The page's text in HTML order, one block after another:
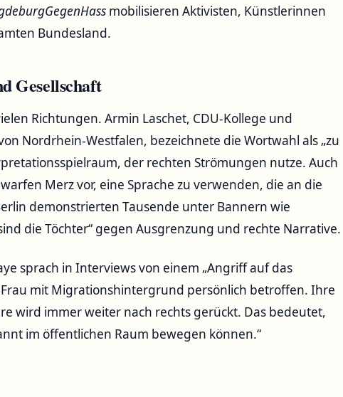
mobilisieren Aktivisten, Künstlerinnen
Bundesland.
Gesellschaft
Richtungen. Armin Laschet, CDU-Kollege und
Nordrhein-Westfalen, bezeichnete die Wortwahl als „zu
der rechten Strömungen nutze. Auch
Merz vor, eine Sprache zu verwenden, die an die
demonstrierten Tausende unter Bannern wie
die Töchter“ gegen Ausgrenzung und rechte Narrative.
sprach in Interviews von einem „Angriff auf das
Frau mit Migrationshintergrund persönlich betroffen. Ihre
wird immer weiter nach rechts gerückt. Das bedeutet,
im öffentlichen Raum bewegen können.